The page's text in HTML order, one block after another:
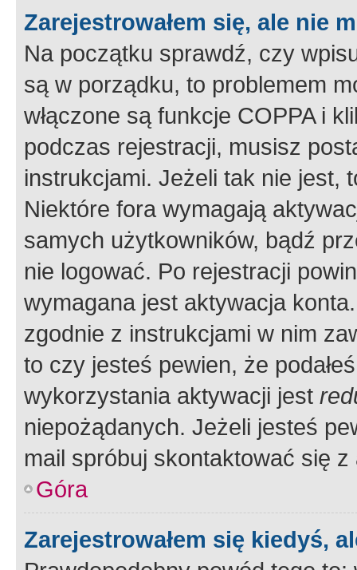
Zarejestrowałem się, ale nie
Na początku sprawdź, czy
są w porządku, to problemem
włączone są funkcje COPPA i
podczas rejestracji, musisz
instrukcjami. Jeżeli tak nie jest,
Niektóre fora wymagają
samych użytkowników, bądź
nie logować. Po rejestracji
wymagana jest aktywacja
zgodnie z instrukcjami w nim
to czy jesteś pewien, że
wykorzystania aktywacji jest
niepożądanych. Jeżeli jesteś
mail spróbuj skontaktować się
Góra
Zarejestrowałem się kiedyś,